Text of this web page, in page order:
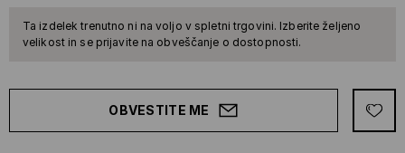
Ta izdelek trenutno ni na voljo v spletni trgovini. Izberite željeno
velikost in se prijavite na obveščanje o dostopnosti.
OBVESTITE ME